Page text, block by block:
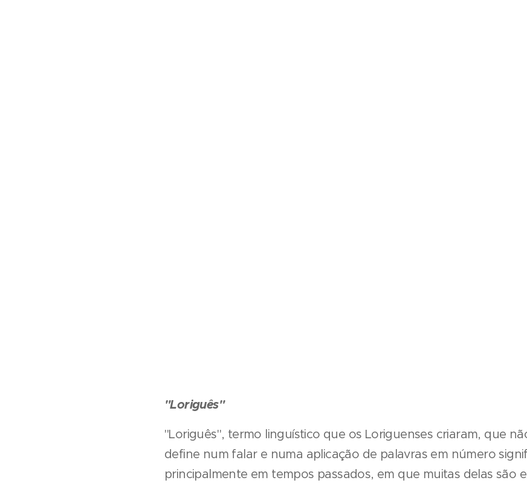
"Loriguês"
"Loriguês", termo linguístico que os Loriguenses criaram, que
define num falar e numa aplicação de palavras em número
principalmente em tempos passados, em que muitas delas são